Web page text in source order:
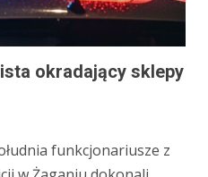
okradający sklepy
funkcjonariusze z